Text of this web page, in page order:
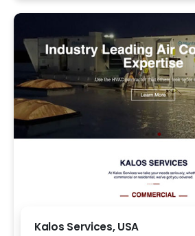
Kalos Services, USA